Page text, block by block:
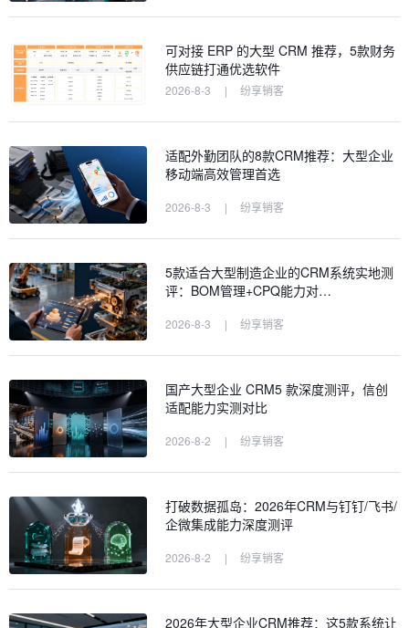
可对接 ERP 的大型 CRM 推荐，5款财务
供应链打通优选软件
2026-8-3 | 纷享销客
适配外勤团队的8款CRM推荐：大型企业
移动端高效管理首选
2026-8-3 | 纷享销客
5款适合大型制造企业的CRM系统实地测
评：BOM管理+CPQ能力对…
2026-8-3 | 纷享销客
国产大型企业 CRM5 款深度测评，信创
适配能力实测对比
2026-8-2 | 纷享销客
打破数据孤岛：2026年CRM与钉钉/飞书/
企微集成能力深度测评
2026-8-2 | 纷享销客
2026年大型企业CRM推荐：这5款系统让